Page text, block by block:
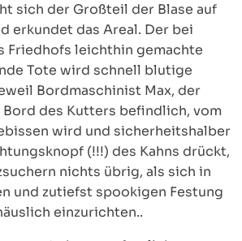
sich der Großteil der Blase auf
erkundet das Areal. Der bei
Friedhofs leichthin gemachte
Tote wird schnell blutige
Bordmaschinist Max, der
des Kutters befindlich, vom
wird und sicherheitshalber
(!!!) des Kahns drückt,
nichts übrig, als sich in
und zutiefst spookigen Festung
einzurichten..